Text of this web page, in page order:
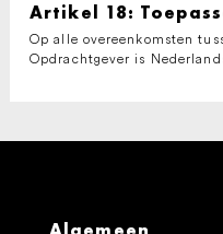
Artikel 18:
Op alle overeenkomsten
Opdrachtgever is